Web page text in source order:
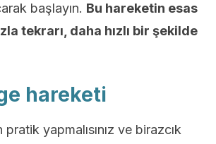
başlayın. Bu hareketin esas
tekrarı, daha hızlı bir şekilde
hareketi
yapmalısınız ve birazcık